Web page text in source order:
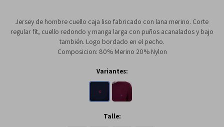
Jersey de hombre cuello caja liso fabricado con lana merino. Corte
regular fit, cuello redondo y manga larga con puños acanalados y bajo
también. Logo bordado en el pecho.
Composicion: 80% Merino 20% Nylon
Variantes:
Talle: